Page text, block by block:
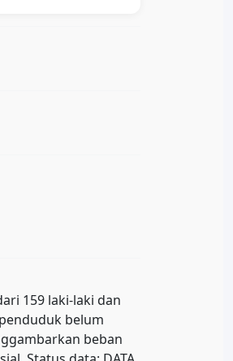
159 laki-laki dan
belum
beban